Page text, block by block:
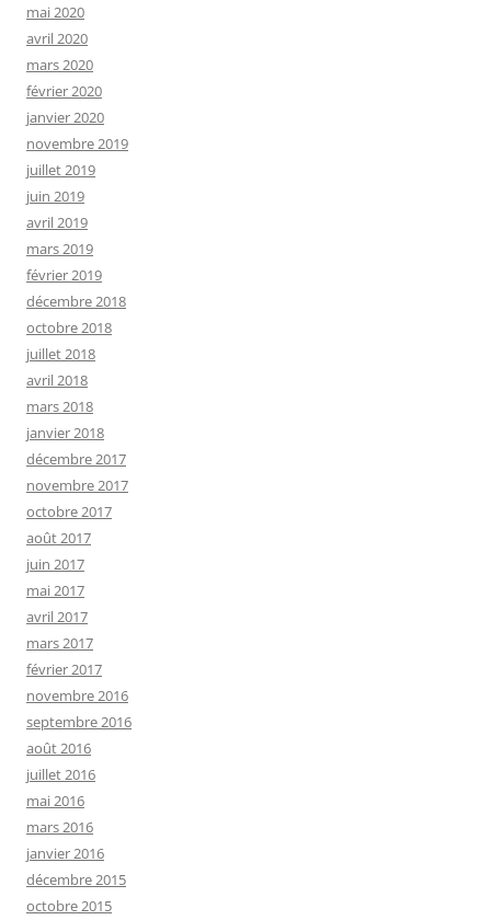
mai 2020
avril 2020
mars 2020
février 2020
janvier 2020
novembre 2019
juillet 2019
juin 2019
avril 2019
mars 2019
février 2019
décembre 2018
octobre 2018
juillet 2018
avril 2018
mars 2018
janvier 2018
décembre 2017
novembre 2017
octobre 2017
août 2017
juin 2017
mai 2017
avril 2017
mars 2017
février 2017
novembre 2016
septembre 2016
août 2016
juillet 2016
mai 2016
mars 2016
janvier 2016
décembre 2015
octobre 2015